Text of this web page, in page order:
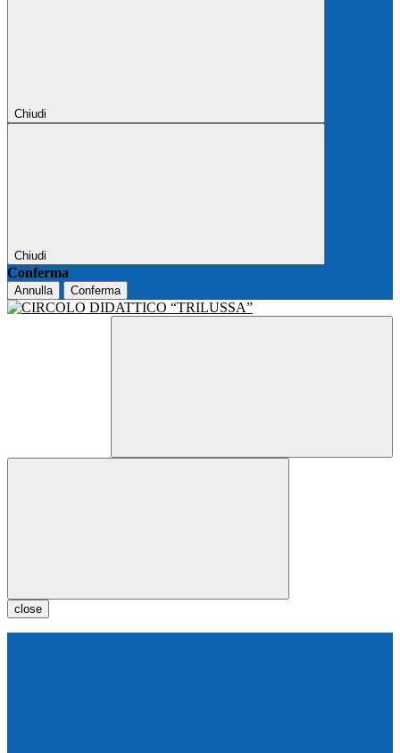
Chiudi
Chiudi
Conferma
Annulla Conferma
close